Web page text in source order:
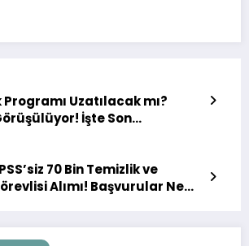
Uzatılacak mı?
İşte Son
70 Bin Temizlik ve
Alımı! Başvurular Ne